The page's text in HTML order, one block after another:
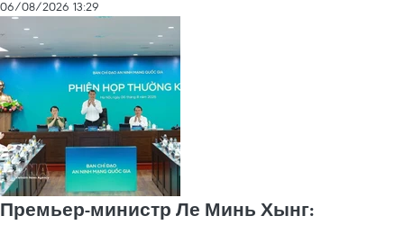
06/08/2026 13:29
Премьер-министр Ле Минь Хынг: